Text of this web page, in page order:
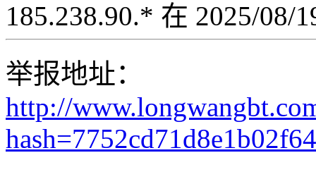
185.238.90.* 在 2025/08/
举报地址：
http://